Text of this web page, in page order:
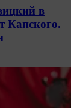
в